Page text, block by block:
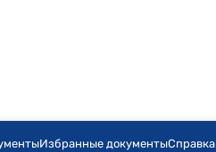
Избранные документыСправка